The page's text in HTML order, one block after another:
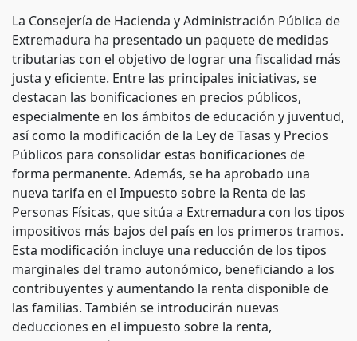
La Consejería de Hacienda y Administración Pública de
Extremadura ha presentado un paquete de medidas
tributarias con el objetivo de lograr una fiscalidad más
justa y eficiente. Entre las principales iniciativas, se
destacan las bonificaciones en precios públicos,
especialmente en los ámbitos de educación y juventud,
así como la modificación de la Ley de Tasas y Precios
Públicos para consolidar estas bonificaciones de
forma permanente. Además, se ha aprobado una
nueva tarifa en el Impuesto sobre la Renta de las
Personas Físicas, que sitúa a Extremadura con los tipos
impositivos más bajos del país en los primeros tramos.
Esta modificación incluye una reducción de los tipos
marginales del tramo autonómico, beneficiando a los
contribuyentes y aumentando la renta disponible de
las familias. También se introducirán nuevas
deducciones en el impuesto sobre la renta,